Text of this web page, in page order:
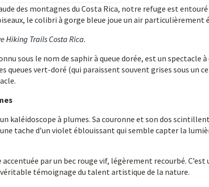
des montagnes du Costa Rica, notre refuge est entouré
le colibri à gorge bleue joue un air particulièrement
Hiking Trails Costa Rica.
sous le nom de saphir à queue dorée, est un spectacle
queues vert-doré (qui paraissent souvent grises sous un
kaléidoscope à plumes. Sa couronne et son dos
tache d’un violet éblouissant qui semble capter la
par un bec rouge vif, légèrement recourbé. C’est
témoignage du talent artistique de la nature.